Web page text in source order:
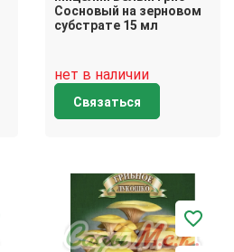
Сосновый на зерновом
субстрате 15 мл
нет в наличии
Связаться